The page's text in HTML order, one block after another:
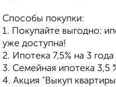
Способы покупки:
1. Покупайте выгодно:
уже доступна!
2. Ипотека 7,5% на 3 года
3. Семейная ипотека 3,5
4. Акция "Выкуп